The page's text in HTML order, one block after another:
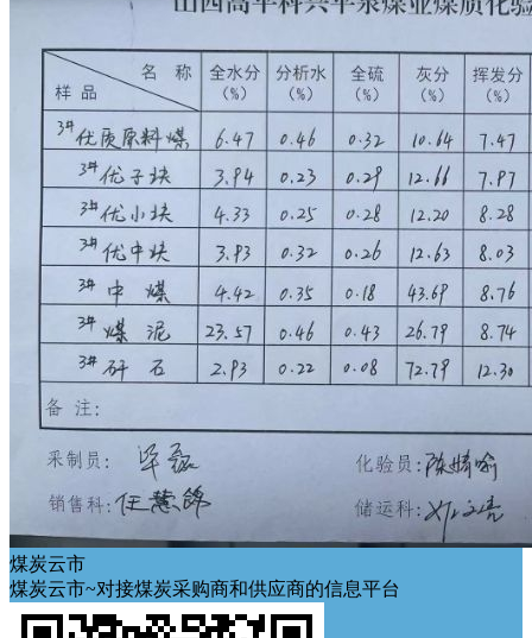
煤炭云市
煤炭云市~对接煤炭采购商和供应商的信息平台